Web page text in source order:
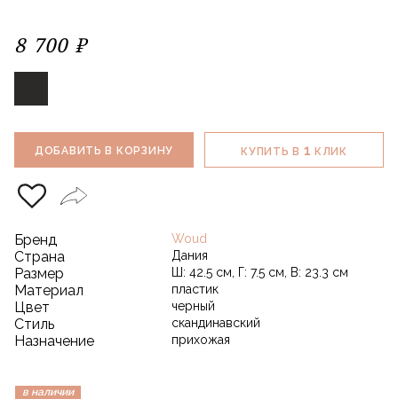
8 700 ₽
ДОБАВИТЬ В КОРЗИНУ КУПИТЬ В 1 КЛИК
Бренд Woud
Страна Дания
Размер Ш: 42.5 см, Г: 7.5 см, В: 23.3 см
Материал пластик
Цвет черный
Стиль скандинавский
Назначение прихожая
в наличии